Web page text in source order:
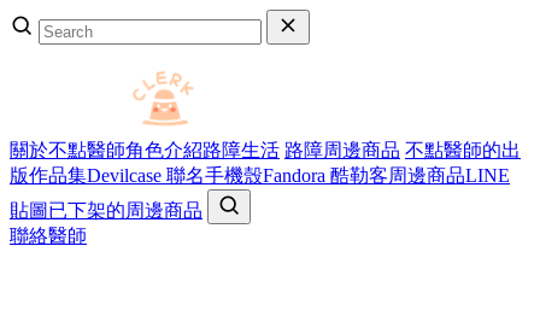
關於不點醫師角色介紹路障生活 路障周邊商品 不點醫師的出
版作品集Devilcase 聯名手機殼Fandora 酷勒客周邊商品LINE
貼圖 已下架的周邊商品
聯絡醫師